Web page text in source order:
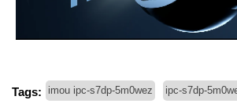
Tags: imou ipc-s7dp-5m0wez ipc-s7dp-